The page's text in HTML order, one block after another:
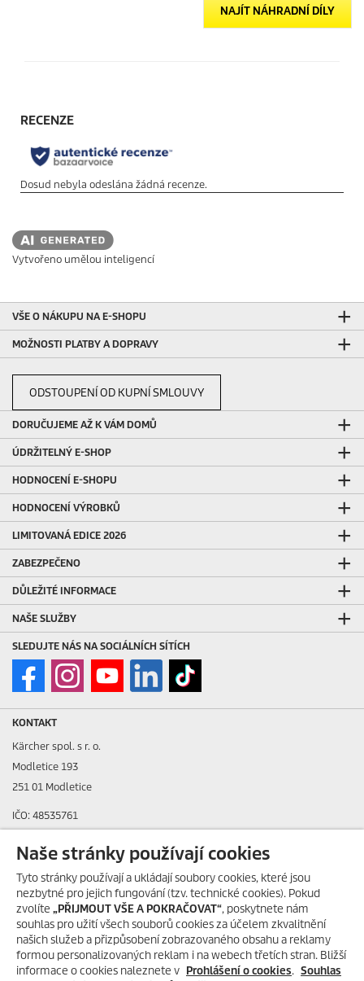
NAJÍT NÁHRADNÍ DÍLY
Vytvořeno umělou inteligencí
VŠE O NÁKUPU NA E-SHOPU
MOŽNOSTI PLATBY A DOPRAVY
ODSTOUPENÍ OD KUPNÍ SMLOUVY
DORUČUJEME AŽ K VÁM DOMŮ
ÚDRŽITELNÝ E-SHOP
HODNOCENÍ E-SHOPU
HODNOCENÍ VÝROBKŮ
LIMITOVANÁ EDICE 2026
ZABEZPEČENO
DŮLEŽITÉ INFORMACE
NAŠE SLUŽBY
SLEDUJTE NÁS NA SOCIÁLNÍCH SÍTÍCH
KONTAKT
Kärcher spol. s r. o.
Modletice 193
251 01 Modletice
IČO: 48535761
ID datové schránky: ic4eqpk
> Tiráž
Zákaznická linka:
+420 323 555 555
E-mail:info@karcher.cz
Po-Pá: 8-17 hod.
Naše stránky používají cookies
Tyto stránky používají a ukládají soubory cookies, které jsou
nezbytné pro jejich fungování (tzv. technické cookies). Pokud
zvolíte „PŘIJMOUT VŠE A POKRAČOVAT“, poskytnete nám
souhlas pro užití všech souborů cookies za účelem zkvalitnění
našich služeb a přizpůsobení zobrazovaného obsahu a reklamy
formou personalizovaných reklam i na webech třetích stran. Bližší
informace o cookies naleznete v Prohlášení o cookies. Souhlas